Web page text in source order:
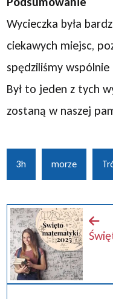
Wycieczka była
ciekawych miejsc,
spędziliśmy
Był to jeden z tych
zostaną w naszej
3h morze